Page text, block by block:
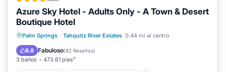
Azure Sky Hotel - Adults Only - A Town & Desert
Boutique Hotel
Palm Springs · Tahquitz River Estates 0.44 mi al centro
8.8 Fabuloso(82 Reseñas)
3 baños 473.61 pies²
Frente al mar
Bañera de hidromasaje
Desayuno